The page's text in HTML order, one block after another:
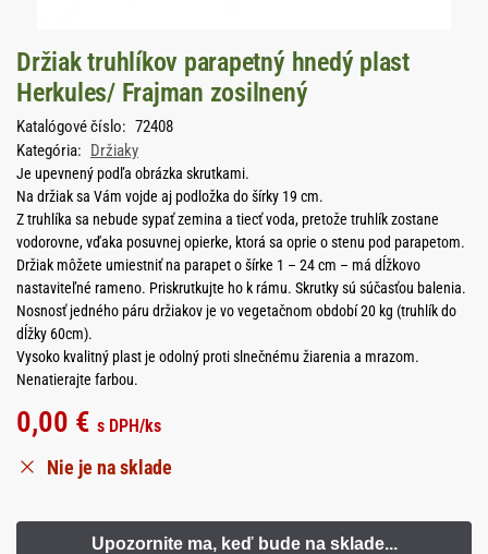
Držiak truhlíkov parapetný hnedý plast
Herkules/ Frajman zosilnený
Katalógové číslo: 72408
Kategória: Držiaky
Je upevnený podľa obrázka skrutkami.
Na držiak sa Vám vojde aj podložka do šírky 19 cm.
Z truhlíka sa nebude sypať zemina a tiecť voda, pretože truhlík zostane
vodorovne, vďaka posuvnej opierke, ktorá sa oprie o stenu pod parapetom.
Držiak môžete umiestniť na parapet o šírke 1 – 24 cm – má dĺžkovo
nastaviteľné rameno. Priskrutkujte ho k rámu. Skrutky sú súčasťou balenia.
Nosnosť jedného páru držiakov je vo vegetačnom období 20 kg (truhlík do
dĺžky 60cm).
Vysoko kvalitný plast je odolný proti slnečnému žiarenia a mrazom.
Nenatierajte farbou.
0,00 € s DPH/ks
Nie je na sklade